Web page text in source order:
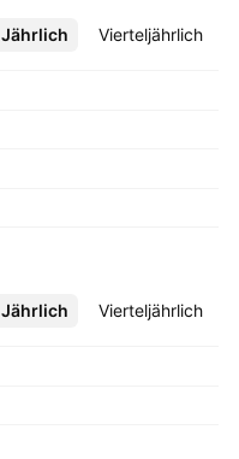
Jährlich Vierteljährlich
Mehr
Jährlich Vierteljährlich
Mehr